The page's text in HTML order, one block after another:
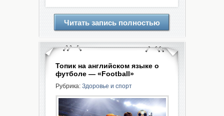
Читать запись полностью
Топик на английском языке о
футболе — «Football»
Рубрика: Здоровье и спорт